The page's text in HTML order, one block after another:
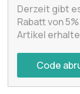
Derzeit gibt
Rabatt von
Artikel
Code